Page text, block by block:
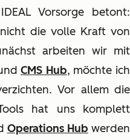
Vorsorge betont:
die volle Kraft von
arbeiten wir mit
CMS Hub, möchte ich
Vor allem die
hat uns komplett
Operations Hub werden